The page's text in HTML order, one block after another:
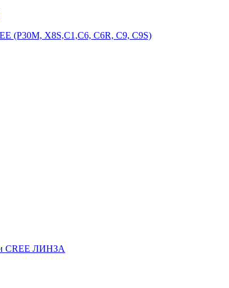
(P30M, X8S,С1,С6, С6R, С9, С9S)
CREE ЛИНЗА